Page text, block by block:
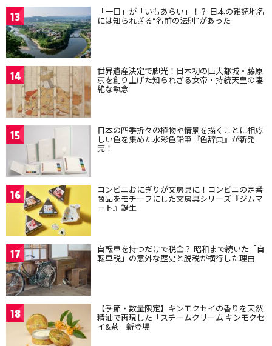
13 「一口」が「いもあらい」！？ 日本の難読地名
には知られざる“名前の法則”があった
14 世界遺産決定で脚光！日本初の巨大都城・藤原
京を創り上げた知られざる女帝・持統天皇の凄
絶な執念
15 日本の四季折々の植物や情景を描くことに相応
しい色を集めた水彩色鉛筆『色辞典』が新発
売！
16 コンビニおにぎりが文房具に！コンビニの定番
商品をモチーフにした文房具シリーズ『ジムマ
ート』誕生
17 自転車を持つだけで税金？ 昭和まで続いた「自
転車税」の意外な歴史と脱税が横行した理由
18 【季節・数量限定】キンモクセイの香りを天然
精油で再現した「スチームクリーム キンモクセ
イ&茶」新登場